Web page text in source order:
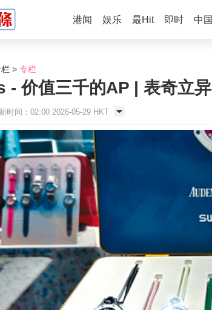
港闻 娱乐 最Hit 即时 中国
专栏
- 价值三千的AP | 表奇立异
时间：02:00 2026-05-29 HKT